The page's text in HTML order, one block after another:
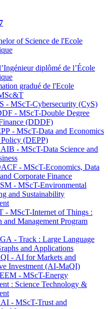
of Science de l'Ecole
diplômé de l’École
gradué de l'Ecole
- MScT-Cybersecurity (CyS)
- MScT-Double Degree
(DDDF)
- MScT-Data and Economics
(DEPP)
- MScT-Data Science and
- MScT-Economics, Data
Corporate Finance
- MScT-Environmental
and Sustainability
- MScT-Internet of Things :
and Management Program
- Track : Large Language
and Applications
- AI for Markets and
Investment (AI-MaQI)
- MScT-Energy
: Science Technology &
- MScT-Trust and